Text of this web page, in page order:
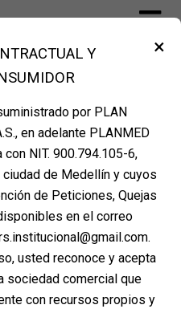
Plástica Medellín
4, 2024
×
Y
por PLAN
en adelante PLANMED
NIT. 900.794.105-6,
de Medellín y cuyos
de Peticiones, Quejas
en el correo
usted reconoce y acepta
sociedad comercial que
con recursos propios y